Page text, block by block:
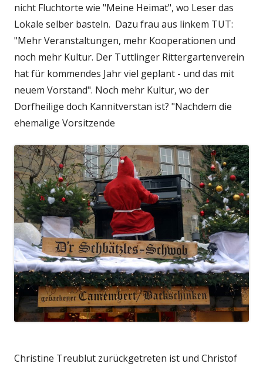
nicht Fluchtorte wie "Meine Heimat", wo Leser das
Lokale selber basteln. Dazu frau aus linkem TUT:
"Mehr Veranstaltungen, mehr Kooperationen und
noch mehr Kultur. Der Tuttlinger Rittergartenverein
hat für kommendes Jahr viel geplant - und das mit
neuem Vorstand". Noch mehr Kultur, wo der
Dorfheilige doch Kannitverstan ist? "Nachdem die
ehemalige Vorsitzende
Christine Treublut zurückgetreten ist und Christof